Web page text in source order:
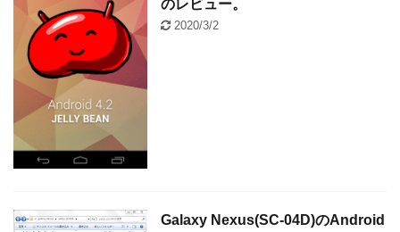
のレビュー。
2020/3/2
Galaxy Nexus(SC-04D)のAndroid